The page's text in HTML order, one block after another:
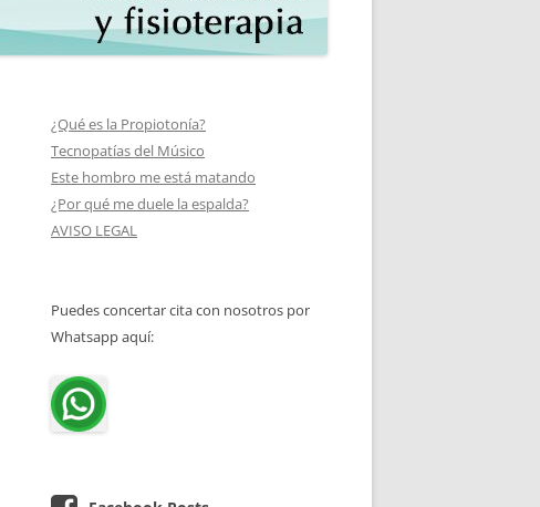
¿Qué es la Propiotonía?
Tecnopatías del Músico
Este hombro me está matando
¿Por qué me duele la espalda?
AVISO LEGAL
Puedes concertar cita con nosotros por
Whatsapp aquí: